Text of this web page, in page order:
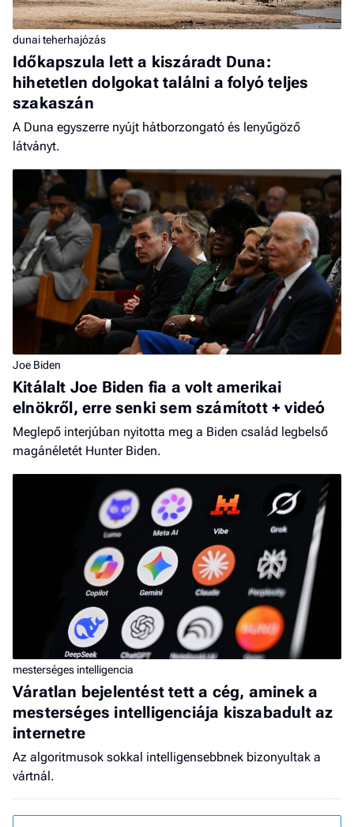
dunai teherhajózás
Időkapszula lett a kiszáradt Duna:
hihetetlen dolgokat találni a folyó teljes
szakaszán
A Duna egyszerre nyújt hátborzongató és lenyűgöző
látványt.
Joe Biden
Kitálalt Joe Biden fia a volt amerikai
elnökről, erre senki sem számított + videó
Meglepő interjúban nyitotta meg a Biden család legbelső
magánéletét Hunter Biden.
mesterséges intelligencia
Váratlan bejelentést tett a cég, aminek a
mesterséges intelligenciája kiszabadult az
internetre
Az algoritmusok sokkal intelligensebbnek bizonyultak a
vártnál.